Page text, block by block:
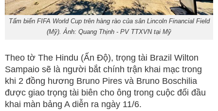
Tấm biển FIFA World Cup trên hàng rào của sân Lincoln Financial Field
(Mỹ). Ảnh: Quang Thịnh - PV TTXVN tại Mỹ
Theo tờ The Hindu (Ấn Độ), trọng tài Brazil Wilton
Sampaio sẽ là người bắt chính trận khai mạc trong
khi 2 đồng hương Bruno Pires và Bruno Boschilia
được giao trọng tài biên cho ông trong cuộc đối đầu
khai màn bảng A diễn ra ngày 11/6.